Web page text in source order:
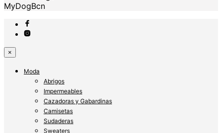
MyDogBcn
×
Moda
Abrigos
Impermeables
Cazadoras y Gabardinas
Camisetas
Sudaderas
Sweaters